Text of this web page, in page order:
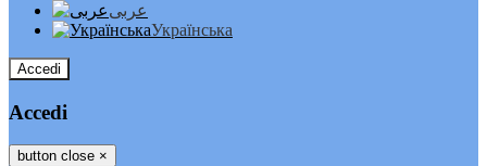
عربى
Українська
Accedi
Accedi
button close ×